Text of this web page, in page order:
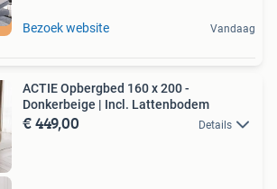
Bezoek website Vandaag
ACTIE Opbergbed 160 x 200 -
Donkerbeige | Incl. Lattenbodem
€ 449,00 Details